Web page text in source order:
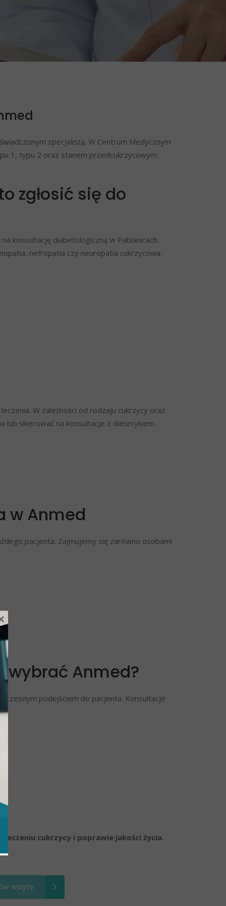
specjalistą. W Centrum Medycznym
1, typu 2 oraz stanem przedcukrzycowym.
zgłosić się do
konsultację diabetologiczną w Pabianicach.
nefropatia czy neuropatia cukrzycowa.
W zależności od rodzaju cukrzycy oraz
lub skierować na konsultacje z dietetykiem.
w Anmed
pacjenta. Zajmujemy się zarówno osobami
wybrać Anmed?
podejściem do pacjenta. Konsultacje
cukrzycy i poprawie jakości życia.
wizytę